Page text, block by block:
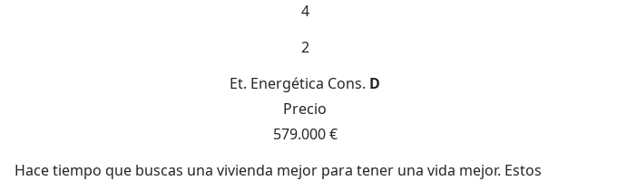
4
2
Et. Energética Cons. D
Precio
579.000 €
Hace tiempo que buscas una vivienda mejor para tener una vida mejor. Estos